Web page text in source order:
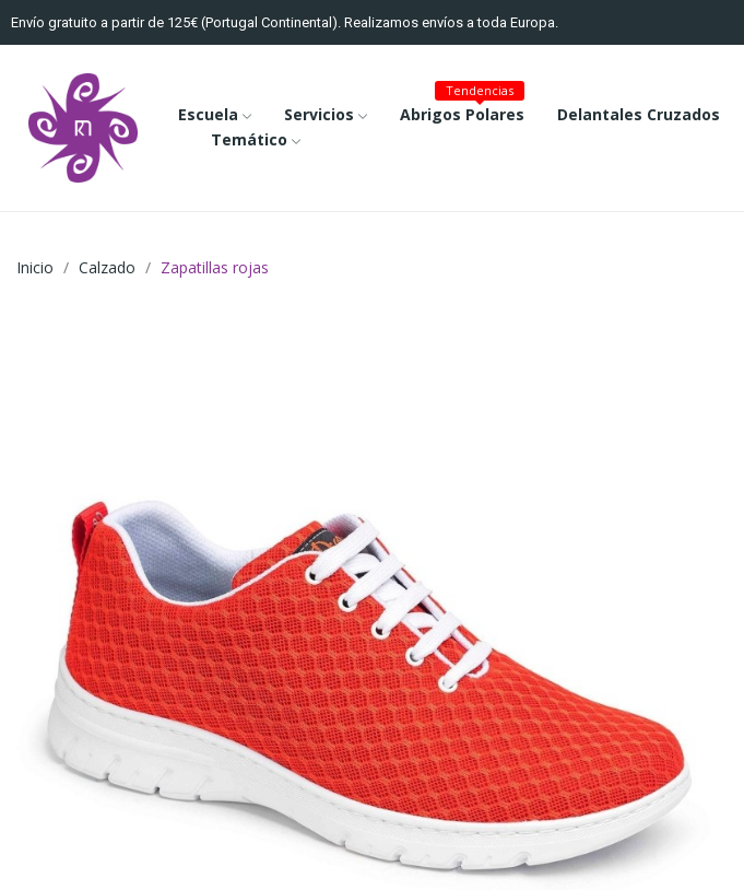
Envío gratuito a partir de 125€ (Portugal Continental). Realizamos envíos a toda Europa.
Escuela Servicios Abrigos Polares
Tendencias
Delantales Cruzados
Temático
Inicio Calzado Zapatillas rojas